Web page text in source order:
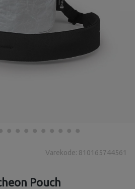
Varekode: 810165744561
Pouch